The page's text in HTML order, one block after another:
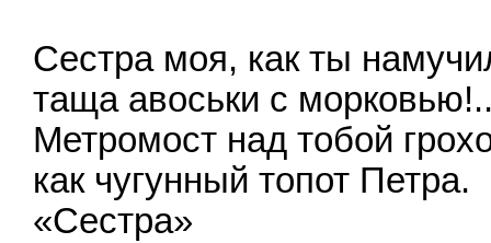
Сестра моя, как ты
таща авоськи с
Метромост над тобой
как чугунный топот Петра.
«Сестра»